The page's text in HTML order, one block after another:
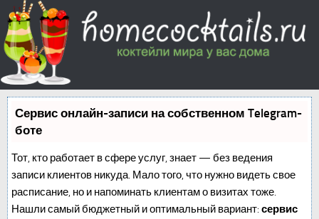
Сервис онлайн-записи на собственном Telegram-
боте
Тот, кто работает в сфере услуг, знает — без ведения
записи клиентов никуда. Мало того, что нужно видеть свое
расписание, но и напоминать клиентам о визитах тоже.
Нашли самый бюджетный и оптимальный вариант: сервис